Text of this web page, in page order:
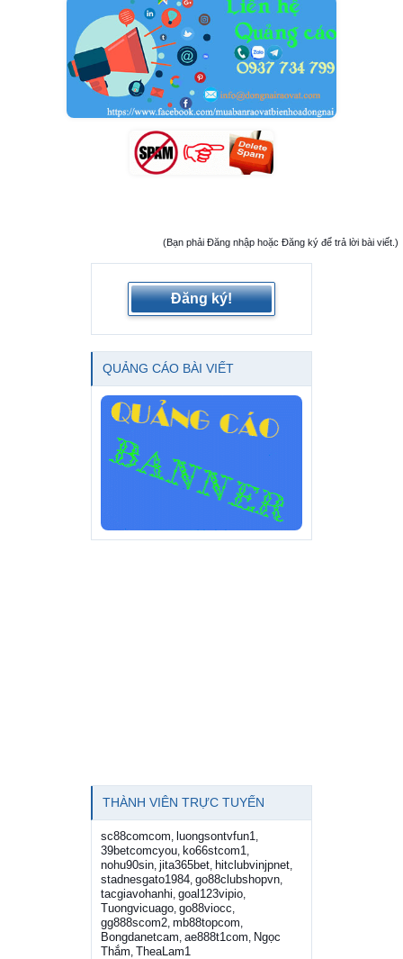
(Bạn phải Đăng nhập hoặc Đăng ký để trả lời bài viết.)
Đăng ký!
QUẢNG CÁO BÀI VIẾT
THÀNH VIÊN TRỰC TUYẾN
sc88comcom luongsontvfun1
39betcomcyou ko66stcom1
nohu90sin jita365bet hitclubvinjpnet
stadnesgato1984 go88clubshopvn
tacgiavohanhi goal123vipio
Tuongvicuago go88viocc
gg888scom2 mb88topcom
Bongdanetcam ae888t1com Ngọc
Thắm TheaLam1